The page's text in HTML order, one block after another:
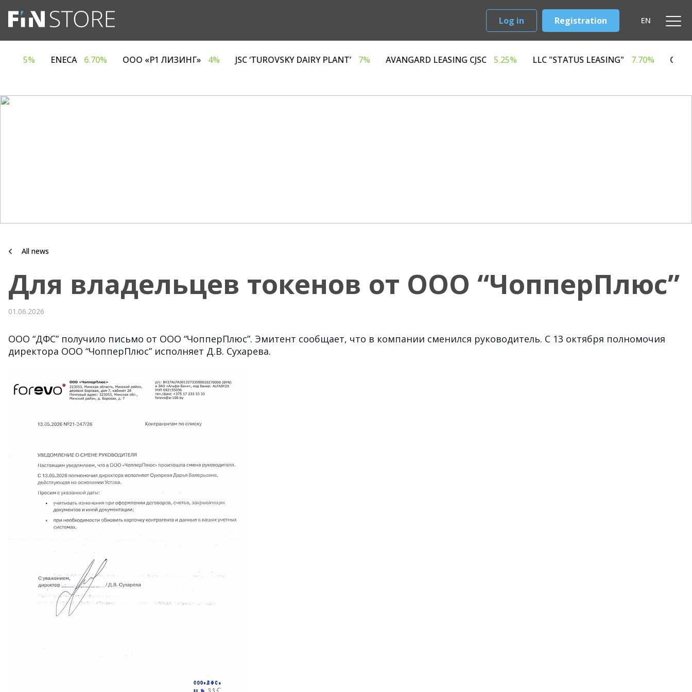
EN
Log in Registration
ЕВРОТАЙМ» 5% ENECA 6.70% ООО «Р1 ЛИЗИНГ» 4% JSC ‘TUROVSKY DAIRY PLANT’ 7% AVANGARD LEASING CJSC 5.25% LLC "STATUS LEASING"
All news
Для владельцев токенов от ООО “ЧопперПлюс”
01.06.2026
ООО “ДФС” получило письмо от ООО “ЧопперПлюс”. Эмитент сообщает, что в компании сменился руководитель. С 13 октября полномочия
директора ООО “ЧопперПлюс” исполняет Д.В. Сухарева.